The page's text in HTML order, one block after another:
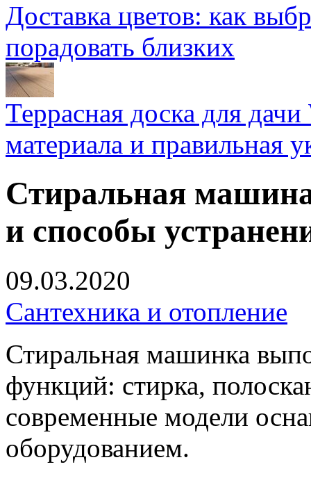
Доставка цветов: как
порадовать близких
Террасная доска для
материала и правильная
Стиральная
и способы
09.03.2020
Сантехника и отопление
Стиральная машинка
функций: стирка,
современные модели
оборудованием.